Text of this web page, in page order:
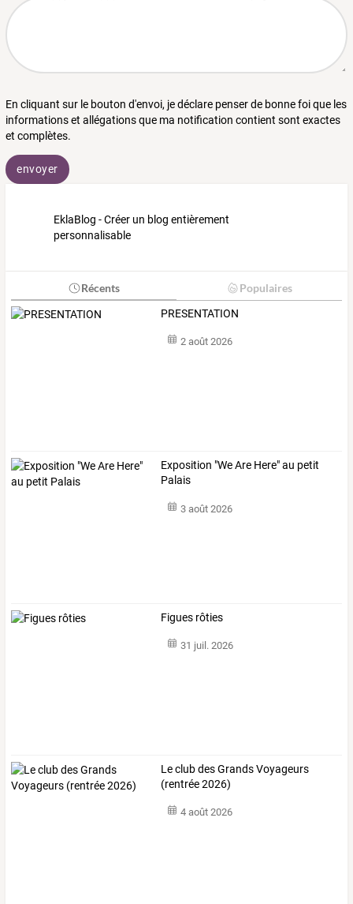
En cliquant sur le bouton d'envoi, je déclare penser de bonne foi que les
informations et allégations que ma notification contient sont exactes
et complètes.
envoyer
EklaBlog - Créer un blog entièrement
personnalisable
Récents Populaires
PRESENTATION
2 août 2026
Exposition "We Are Here" au petit
Palais
3 août 2026
Figues rôties
31 juil. 2026
Le club des Grands Voyageurs
(rentrée 2026)
4 août 2026